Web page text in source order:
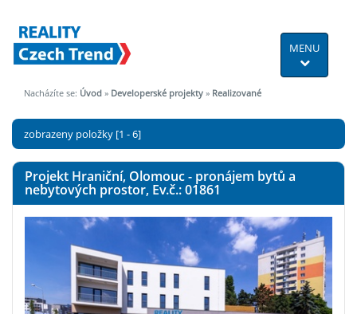
MENU
Nacházíte se: Úvod » Developerské projekty » Realizované
zobrazeny položky [1 - 6]
Projekt Hraniční, Olomouc - pronájem bytů a
nebytových prostor, Ev.č.: 01861